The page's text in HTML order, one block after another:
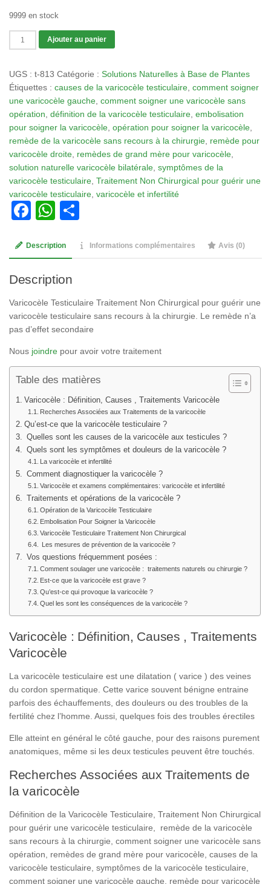
9999 en stock
quantité
de
813:
Varicocèle
Testiculaire
Traitement
Non
Chirurgical
Ajouter au panier
UGS : t-813 Catégorie : Solutions Naturelles à Base de Plantes
Étiquettes : causes de la varicocèle testiculaire comment soigner
une varicocèle gauche comment soigner une varicocèle sans
opération définition de la varicocèle testiculaire embolisation
pour soigner la varicocèle opération pour soigner la varicocèle
remède de la varicocèle sans recours à la chirurgie remède pour
varicocèle droite remèdes de grand mère pour varicocèle
solution naturelle varicocèle bilatérale symptômes de la
varicocèle testiculaire Traitement Non Chirurgical pour guérir une
varicocèle testiculaire varicocèle et infertilité
Facebook
WhatsApp
Description Informations complémentaires Avis (0)
Description
Varicocèle Testiculaire Traitement Non Chirurgical pour guérir une
varicocèle testiculaire sans recours à la chirurgie. Le remède n’a
pas d’effet secondaire
Nous joindre pour avoir votre traitement
Table des matières
Varicocèle : Définition, Causes , Traitements Varicocèle
Recherches Associées aux Traitements de la varicocèle
Qu’est-ce que la varicocèle testiculaire ?
Quelles sont les causes de la varicocèle aux testicules ?
Quels sont les symptômes et douleurs de la varicocèle ?
La varicocèle et infertilité
Comment diagnostiquer la varicocèle ?
Varicocèle et examens complémentaires: varicocèle et infertilité
Traitements et opérations de la varicocèle ?
Opération de la Varicocèle Testiculaire
Embolisation Pour Soigner la Varicocèle
Varicocèle Testiculaire Traitement Non Chirurgical
Les mesures de prévention de la varicocèle ?
Vos questions fréquemment posées :
Comment soulager une varicocèle : traitements naturels ou chirurgie ?
Est-ce que la varicocèle est grave ?
Qu’est-ce qui provoque la varicocèle ?
Quel les sont les conséquences de la varicocèle ?
Varicocèle : Définition, Causes , Traitements
Varicocèle
La varicocèle testiculaire est une dilatation ( varice ) des veines
du cordon spermatique. Cette varice souvent bénigne entraine
parfois des échauffements, des douleurs ou des troubles de la
fertilité chez l’homme. Aussi, quelques fois des troubles érectiles
Elle atteint en général le côté gauche, pour des raisons purement
anatomiques, même si les deux testicules peuvent être touchés.
Recherches Associées aux Traitements de
la varicocèle
Définition de la Varicocèle Testiculaire, Traitement Non Chirurgical
pour guérir une varicocèle testiculaire, remède de la varicocèle
sans recours à la chirurgie, comment soigner une varicocèle sans
opération, remèdes de grand mère pour varicocèle, causes de la
varicocèle testiculaire, symptômes de la varicocèle testiculaire,
comment soigner une varicocèle gauche, remède pour varicocèle